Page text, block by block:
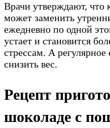
Врачи утверждают, что
может заменить
ежедневно по одной
устает и становится
стрессам. А
снизить вес.
Рецепт
шоколаде с